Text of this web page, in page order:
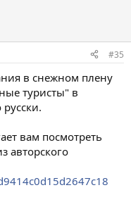
#35
в снежном плену
туристы" в
вам посмотреть
авторского